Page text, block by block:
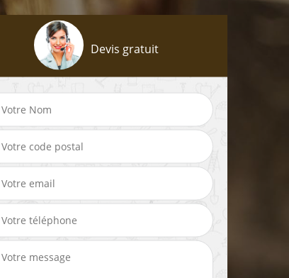
Rachat instrument
Brocanteur 86
Devis gratuit